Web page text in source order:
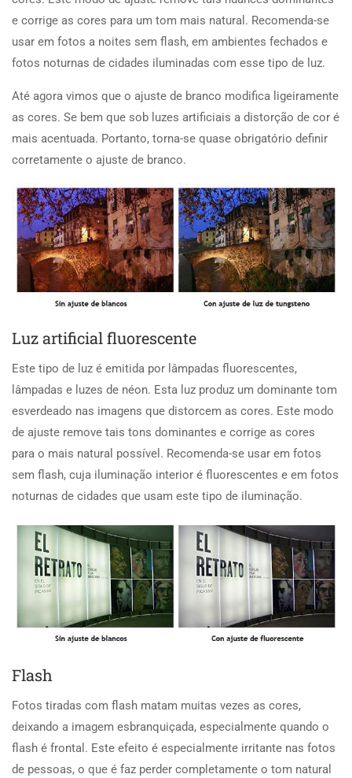
e corrige as cores para um tom mais natural. Recomenda-se
usar em fotos a noites sem flash, em ambientes fechados e
fotos noturnas de cidades iluminadas com esse tipo de luz.
Até agora vimos que o ajuste de branco modifica ligeiramente
as cores. Se bem que sob luzes artificiais a distorção de cor é
mais acentuada. Portanto, torna-se quase obrigatório definir
corretamente o ajuste de branco.
Luz artificial fluorescente
Este tipo de luz é emitida por lâmpadas fluorescentes,
lâmpadas e luzes de néon. Esta luz produz um dominante tom
esverdeado nas imagens que distorcem as cores. Este modo
de ajuste remove tais tons dominantes e corrige as cores
para o mais natural possível. Recomenda-se usar em fotos
sem flash, cuja iluminação interior é fluorescentes e em fotos
noturnas de cidades que usam este tipo de iluminação.
Flash
Fotos tiradas com flash matam muitas vezes as cores,
deixando a imagem esbranquiçada, especialmente quando o
flash é frontal. Este efeito é especialmente irritante nas fotos
de pessoas, o que é faz perder completamente o tom natural